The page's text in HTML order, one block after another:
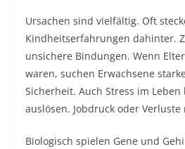
Ursachen sind vielfältig. Oft
Kindheitserfahrungen dahinter.
unsichere Bindungen. Wenn
waren, suchen Erwachsene
Sicherheit. Auch Stress im Leben
auslösen. Jobdruck oder
Biologisch spielen Gene und